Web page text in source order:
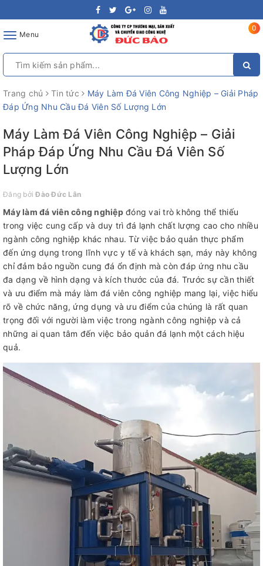
ToggleMenu
0
Trang chủ Tin tức
Máy Làm Đá Viên Công Nghiệp – Giải Pháp
Đáp Ứng Nhu Cầu Đá Viên Số Lượng Lớn
Máy Làm Đá Viên Công Nghiệp – Giải
Pháp Đáp Ứng Nhu Cầu Đá Viên Số
Lượng Lớn
Đăng bởiĐào Đức Lân
Máy làm đá viên công nghiệpđóng vai trò không thể thiếu
trong việc cung cấp và duy trì đá lạnh chất lượng cao cho nhiều
ngành công nghiệp khác nhau. Từ việc bảo quản thực phẩm
đến ứng dụng trong lĩnh vực y tế và khách sạn, máy này không
chỉ đảm bảo nguồn cung đá ổn định mà còn đáp ứng nhu cầu
đa dạng về hình dạng và kích thước của đá. Trước sự cần thiết
và ưu điểm mà máy làm đá viên công nghiệp mang lại, việc hiểu
rõ về chức năng, ứng dụng và ưu điểm của chúng là rất quan
trọng đối với người làm việc trong ngành công nghiệp và cả
những ai quan tâm đến việc bảo quản đá lạnh một cách hiệu
quả.